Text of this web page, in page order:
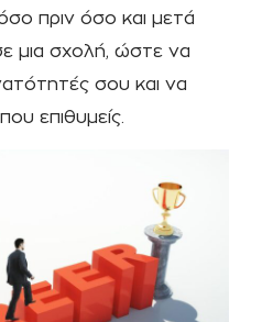
πριν όσο και μετά
μια σχολή, ώστε να
σου και να
επιθυμείς.